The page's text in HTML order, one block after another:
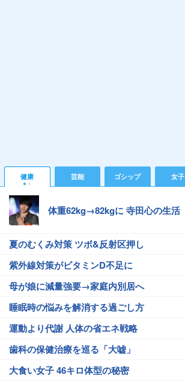
健康 芸能 ゴシップ 女子
体重62kg→82kgに 寺田心の生活
夏のむくみ対策 ツボ&反射区押し
紫外線対策がビタミンD不足に
母が娘に減量強要→家庭内別居へ
睡眠時の悩みを解消する過ごし方
運動より代謝 人体の省エネ戦略
歯科の保健治療を巡る「大嘘」
大食い女子 46キロ体型の秘密